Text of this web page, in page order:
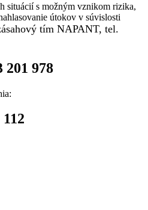
situácií s možným vznikom rizika,
útokov v súvislosti
tím NAPANT, tel.
201 978
112